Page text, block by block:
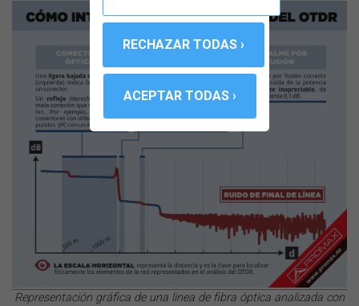
Representación gráfica de una linea de fibra óptica analizada con